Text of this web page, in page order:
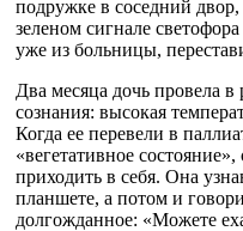
подружке в соседний
зеленом сигнале
уже из больницы,
Два месяца дочь провела
сознания: высокая
Когда ее перевели в
«вегетативное
приходить в себя. Она
планшете, а потом и
долгожданное: «Можете